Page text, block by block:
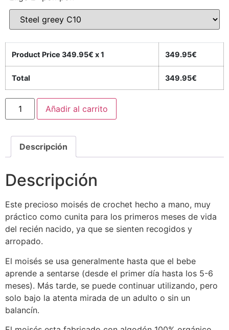
Product Price 349.95€ x 1 349.95€
Total 349.95€
Añadir al carrito
Descripción
Descripción
Este precioso moisés de crochet hecho a mano, muy
práctico como cunita para los primeros meses de vida
del recién nacido, ya que se sienten recogidos y
arropado.
El moisés se usa generalmente hasta que el bebe
aprende a sentarse (desde el primer día hasta los 5-6
meses). Más tarde, se puede continuar utilizando, pero
solo bajo la atenta mirada de un adulto o sin un
balancín.